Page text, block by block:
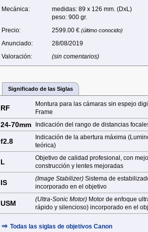
Mecánica:
medidas: 89 x 126 mm. (DxL)
peso: 900 gr.
Precio:
2599.00 € (último conocido)
Anunciado:
28/08/2019
Valoración:
(sin comentarios)
Significado de las Siglas
RF
Montura para las cámaras sin espejo
Frame
24-70mm Indicación del rango de distancias
f2.8
Indicación de la abertura máxima
teórica)
L
Objetivo de calidad profesional, con
construcción y lentes mejoradas
IS (Image Stabilizer) Sistema de
incorporado en el objetivo
USM (Ultra-Sonic Motor) Motor de enfoque
rápido y silencioso) incorporado en el
⇒ Todas las siglas de objetivos Canon